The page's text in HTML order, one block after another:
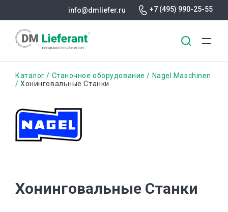
содержанию
info@dmliefer.ru +7 (495) 990-25-55
Строка
Каталог Станочное оборудование
Nagel Maschinen
Хонинговальные Станки
Хонинговальные Станки